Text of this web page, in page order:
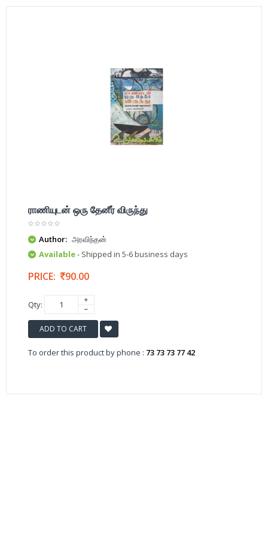
ராணியுடன் ஒரு தேனீர் விருந்து
Author: அரவிந்தன்
Available- Shipped in 5-6 business days
PRICE: 90.00
Qty:
ADD TO CART
To order this product by phone : 73 73 73 77 42